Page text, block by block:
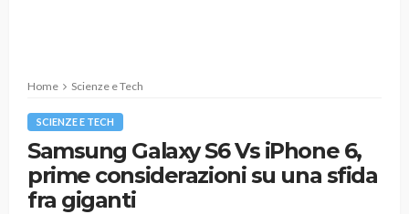
Home Scienze e Tech
SCIENZE E TECH
Samsung Galaxy S6 Vs iPhone 6,
prime considerazioni su una sfida
fra giganti